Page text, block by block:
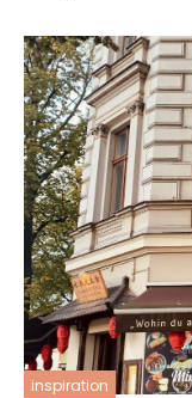
inspiration